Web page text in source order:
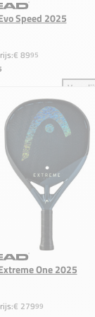
aan vergelijking
Speed 2025
€ 8995
One 2025
€ 27999